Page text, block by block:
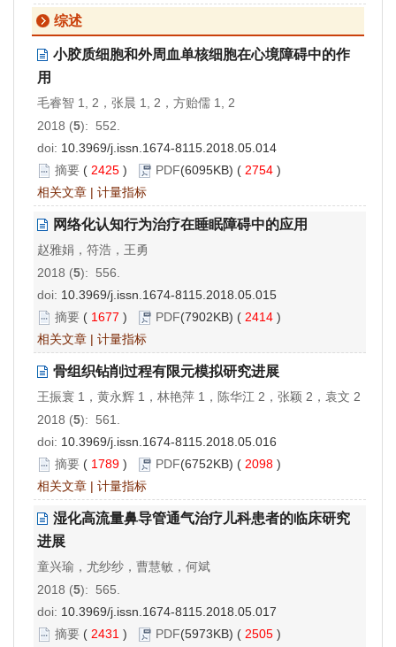
综述
小胶质细胞和外周血单核细胞在心境障碍中的作
用
毛睿智 1, 2，张晨 1, 2，方贻儒 1, 2
2018 (5): 552.
doi: 10.3969/j.issn.1674-8115.2018.05.014
摘要 ( 2425 ) PDF(6095KB) ( 2754 )
相关文章 | 计量指标
网络化认知行为治疗在睡眠障碍中的应用
赵雅娟，符浩，王勇
2018 (5): 556.
doi: 10.3969/j.issn.1674-8115.2018.05.015
摘要 ( 1677 ) PDF(7902KB) ( 2414 )
相关文章 | 计量指标
骨组织钻削过程有限元模拟研究进展
王振寰 1，黄永辉 1，林艳萍 1，陈华江 2，张颖 2，袁文 2
2018 (5): 561.
doi: 10.3969/j.issn.1674-8115.2018.05.016
摘要 ( 1789 ) PDF(6752KB) ( 2098 )
相关文章 | 计量指标
湿化高流量鼻导管通气治疗儿科患者的临床研究
进展
童兴瑜，尤纱纱，曹慧敏，何斌
2018 (5): 565.
doi: 10.3969/j.issn.1674-8115.2018.05.017
摘要 ( 2431 ) PDF(5973KB) ( 2505 )